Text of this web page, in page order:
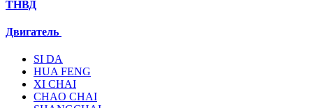
ТНВД
Двигатель
SI DA
HUA FENG
XI CHAI
CHAO CHAI